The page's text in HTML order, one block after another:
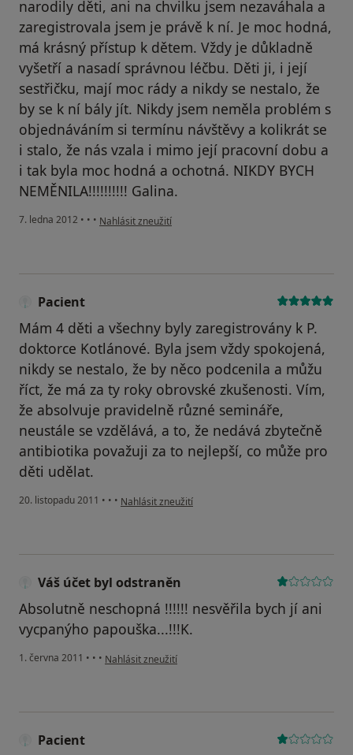
narodily děti, ani na chvilku jsem nezaváhala a
zaregistrovala jsem je právě k ní. Je moc hodná,
má krásný přístup k dětem. Vždy je důkladně
vyšetří a nasadí správnou léčbu. Děti ji, i její
sestřičku, mají moc rády a nikdy se nestalo, že
by se k ní bály jít. Nikdy jsem neměla problém s
objednáváním si termínu návštěvy a kolikrát se
i stalo, že nás vzala i mimo její pracovní dobu a
i tak byla moc hodná a ochotná. NIKDY BYCH
NEMĚNILA!!!!!!!!!! Galina.
7. ledna 2012 • • • podle názoru uživatele Váš účet byl odstraněn
Nahlásit zneužití
Pacient
Mám 4 děti a všechny byly zaregistrovány k P.
doktorce Kotlánové. Byla jsem vždy spokojená,
nikdy se nestalo, že by něco podcenila a můžu
říct, že má za ty roky obrovské zkušenosti. Vím,
že absolvuje pravidelně různé semináře,
neustále se vzdělává, a to, že nedává zbytečně
antibiotika považuji za to nejlepší, co může pro
děti udělat.
20. listopadu 2011 • • • podle názoru uživatele Pacient
Nahlásit zneužití
Váš účet byl odstraněn
Absolutně neschopná !!!!!! nesvěřila bych jí ani
vycpanýho papouška...!!!K.
1. června 2011 • • • podle názoru uživatele Váš účet byl odstraněn
Nahlásit zneužití
Pacient